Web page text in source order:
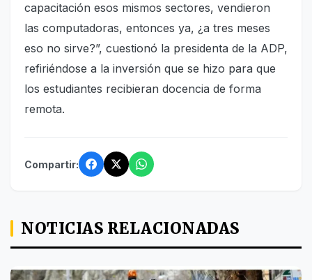
capacitación esos mismos sectores, vendieron
las computadoras, entonces ya, ¿a tres meses
eso no sirve?”, cuestionó la presidenta de la ADP,
refiriéndose a la inversión que se hizo para que
los estudiantes recibieran docencia de forma
remota.
Compartir:
NOTICIAS RELACIONADAS